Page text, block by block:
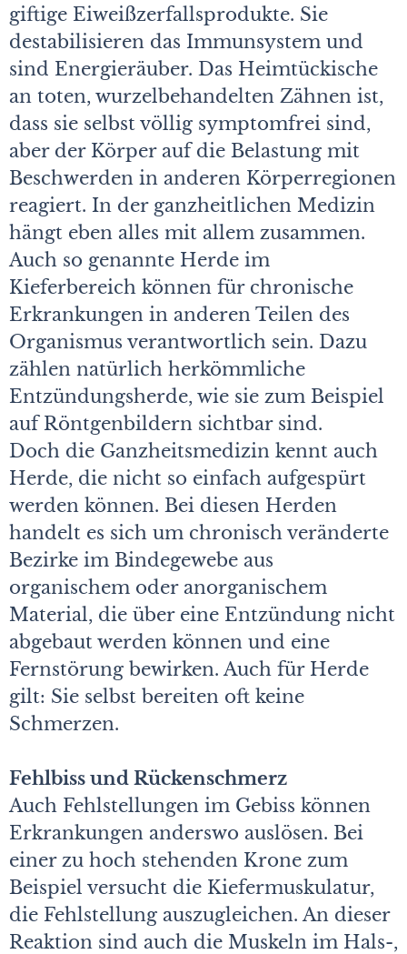
giftige Eiweißzerfallsprodukte. Sie
destabilisieren das Immunsystem und
sind Energieräuber. Das Heimtückische
an toten, wurzelbehandelten Zähnen ist,
dass sie selbst völlig symptomfrei sind,
aber der Körper auf die Belastung mit
Beschwerden in anderen Körperregionen
reagiert. In der ganzheitlichen Medizin
hängt eben alles mit allem zusammen.
Auch so genannte Herde im
Kieferbereich können für chronische
Erkrankungen in anderen Teilen des
Organismus verantwortlich sein. Dazu
zählen natürlich herkömmliche
Entzündungsherde, wie sie zum Beispiel
auf Röntgenbildern sichtbar sind.
Doch die Ganzheitsmedizin kennt auch
Herde, die nicht so einfach aufgespürt
werden können. Bei diesen Herden
handelt es sich um chronisch veränderte
Bezirke im Bindegewebe aus
organischem oder anorganischem
Material, die über eine Entzündung nicht
abgebaut werden können und eine
Fernstörung bewirken. Auch für Herde
gilt: Sie selbst bereiten oft keine
Schmerzen.
Fehlbiss und Rückenschmerz
Auch Fehlstellungen im Gebiss können
Erkrankungen anderswo auslösen. Bei
einer zu hoch stehenden Krone zum
Beispiel versucht die Kiefermuskulatur,
die Fehlstellung auszugleichen. An dieser
Reaktion sind auch die Muskeln im Hals-,